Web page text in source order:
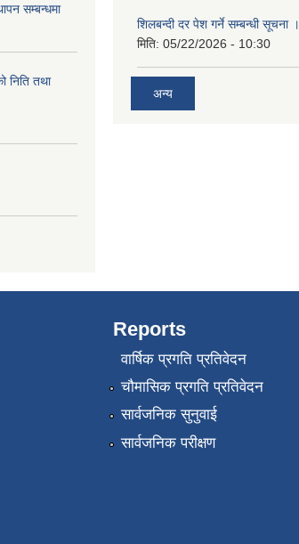
सम्बन्धमा
निति तथा
शिलबन्दी दर पेश गर्ने सम्बन्धी सूचना ।
मिति: 05/22/2026 - 10:30
अन्य
Reports
वार्षिक प्रगति प्रतिवेदन
चौमासिक प्रगति प्रतिवेदन
सार्वजनिक सुनुवाई
सार्वजनिक परीक्षण